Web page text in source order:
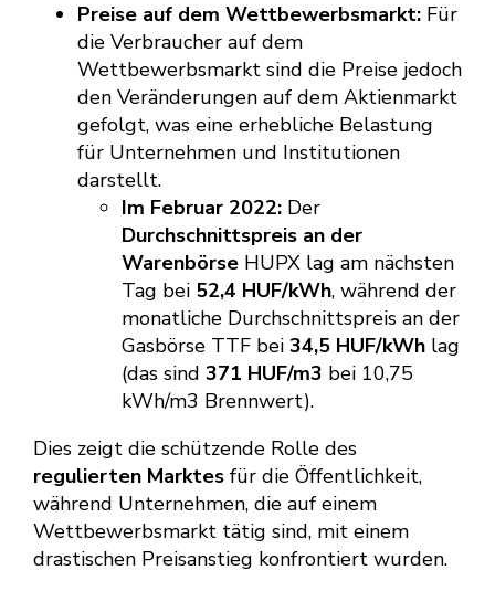
Preise auf dem Wettbewerbsmarkt: Für
die Verbraucher auf dem
Wettbewerbsmarkt sind die Preise jedoch
den Veränderungen auf dem Aktienmarkt
gefolgt, was eine erhebliche Belastung
für Unternehmen und Institutionen
darstellt.
Im Februar 2022: Der
Durchschnittspreis an der
Warenbörse HUPX lag am nächsten
Tag bei 52,4 HUF/kWh, während der
monatliche Durchschnittspreis an der
Gasbörse TTF bei 34,5 HUF/kWh lag
(das sind 371 HUF/m3 bei 10,75
kWh/m3 Brennwert).
Dies zeigt die schützende Rolle des
regulierten Marktes für die Öffentlichkeit,
während Unternehmen, die auf einem
Wettbewerbsmarkt tätig sind, mit einem
drastischen Preisanstieg konfrontiert wurden.